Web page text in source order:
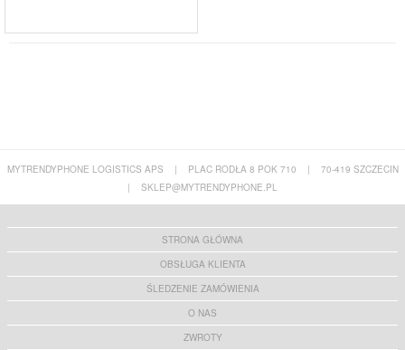
MYTRENDYPHONE LOGISTICS APS | PLAC RODŁA 8 POK 710 |
70-419 SZCZECIN
|
SKLEP@MYTRENDYPHONE.PL
STRONA GŁÓWNA
OBSŁUGA KLIENTA
ŚLEDZENIE ZAMÓWIENIA
O NAS
ZWROTY